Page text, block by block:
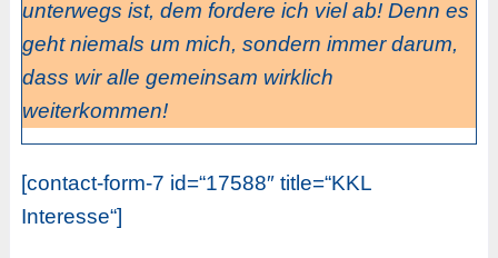
unterwegs ist, dem fordere ich viel ab! Denn es
geht niemals um mich, sondern immer darum,
dass wir alle gemeinsam wirklich
weiterkommen!
[contact-form-7 id=“17588″ title=“KKL
Interesse“]